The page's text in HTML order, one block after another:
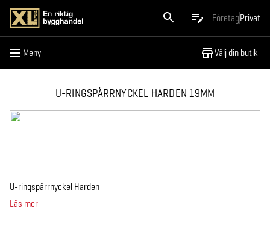
FöretagPrivat
Meny Välj din butik
Meny
U-RINGSPÄRRNYCKEL HARDEN 19MM
U-ringspärrnyckel Harden
Läs mer